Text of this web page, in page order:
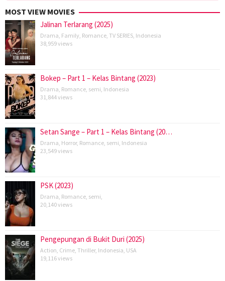
MOST VIEW MOVIES
Jalinan Terlarang (2025)
Drama Family Romance TV SERIES Indonesia
38,959 views
Bokep – Part 1 – Kelas Bintang (2023)
Drama Romance semi Indonesia
31,844 views
Setan Sange – Part 1 – Kelas Bintang (20…
Drama Horror, Romance semi Indonesia
23,549 views
PSK (2023)
Drama Romance semi
20,140 views
Pengepungan di Bukit Duri (2025)
Action Crime Thriller, Indonesia USA
19,116 views